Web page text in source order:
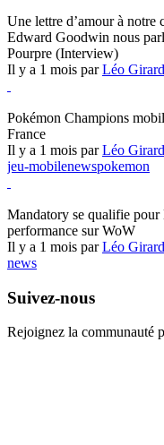
Une lettre d’amour à notre
Edward Goodwin nous
Pourpre (Interview)
Il y a 1 mois parLéo
Pokémon Champions
France
Il y a 1 mois parLéo
jeu-mobilenewspokemon
Mandatory se qualifie
performance sur WoW
Il y a 1 mois parLéo
news
Suivez-nous
Rejoignez la communauté